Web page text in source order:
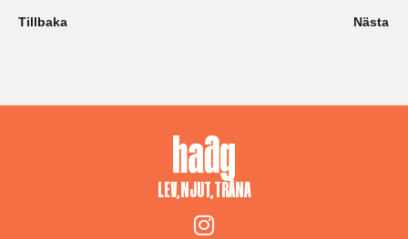
Tillbaka Nästa
LEV, NJUT, TRÄNA